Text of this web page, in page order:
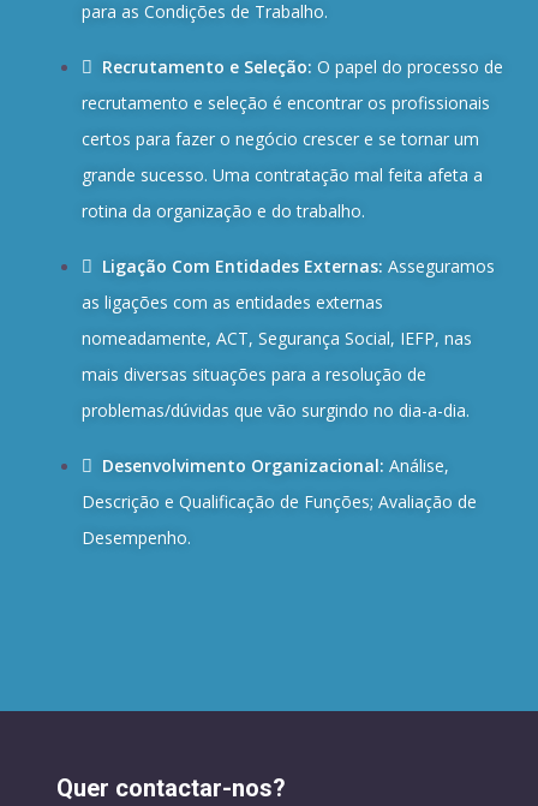
para as Condições de Trabalho.
Recrutamento e Seleção: O papel do processo de
recrutamento e seleção é encontrar os profissionais
certos para fazer o negócio crescer e se tornar um
grande sucesso. Uma contratação mal feita afeta a
rotina da organização e do trabalho.
Ligação Com Entidades Externas: Asseguramos
as ligações com as entidades externas
nomeadamente, ACT, Segurança Social, IEFP, nas
mais diversas situações para a resolução de
problemas/dúvidas que vão surgindo no dia-a-dia.
Desenvolvimento Organizacional: Análise,
Descrição e Qualificação de Funções; Avaliação de
Desempenho.
Quer contactar-nos?